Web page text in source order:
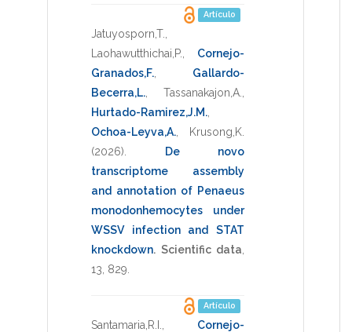
Artículo
Jatuyosporn,T.
Laohawutthichai,P.
Cornejo-
Granados,F.
Gallardo-
Becerra,L.
Tassanakajon,A.
Hurtado-Ramirez,J.M.
Ochoa-Leyva,A.
Krusong,K.
(2026)
De novo
transcriptome assembly
and annotation of Penaeus
monodonhemocytes under
WSSV infection and STAT
knockdown. Scientific data
13 829
Artículo
Santamaria,R.I.
Cornejo-